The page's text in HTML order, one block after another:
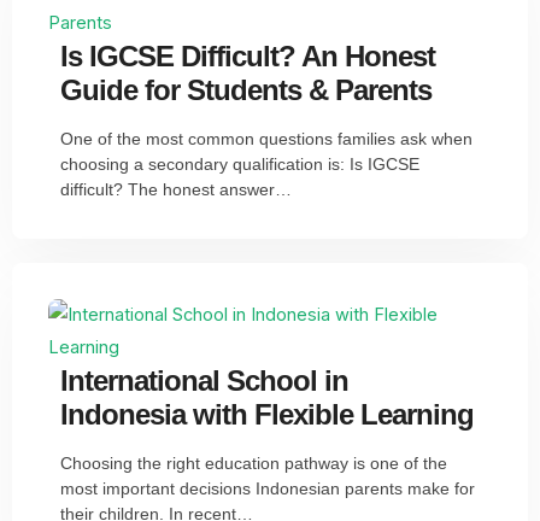
Is IGCSE Difficult? An Honest
Guide for Students & Parents
One of the most common questions families ask when
choosing a secondary qualification is: Is IGCSE
difficult? The honest answer…
International School in
Indonesia with Flexible Learning
Choosing the right education pathway is one of the
most important decisions Indonesian parents make for
their children. In recent…